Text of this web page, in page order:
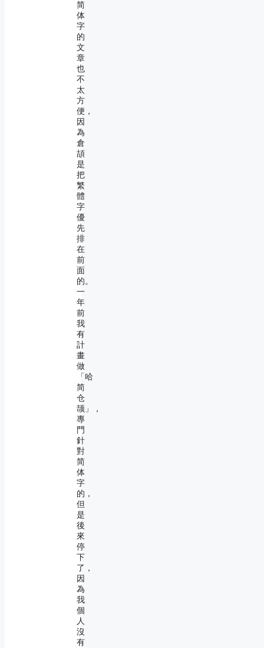
简
体
字
的
文
章
也
不
太
方
便，
因
為
倉
頡
是
把
繁
體
字
優
先
排
在
前
面
的。
一
年
前
我
有
計
畫
做
「哈
简
仓
颉」，
專
門
針
對
简
体
字
的，
但
是
後
來
停
下
了，
因
為
我
個
人
沒
有